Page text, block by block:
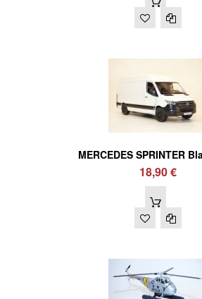
MERCEDES SPRINTER
18,90 €